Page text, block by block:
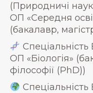
(Природничі
ОП «Середня
(бакалавр,
Спеціальність
ОП «Біологія»
філософії (PhD))
Спеціальність